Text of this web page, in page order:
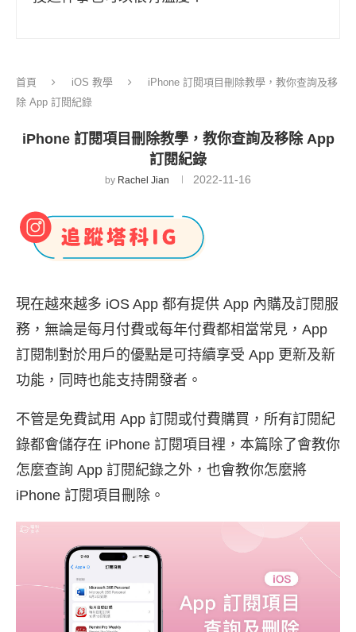
首頁 iOS 教學
iPhone 訂閱項目刪除教學，教你查詢及移
除 App 訂閱紀錄
iPhone 訂閱項目刪除教學，教你查詢及移除 App
訂閱紀錄
by Rachel Jian 2022-11-16
現在越來越多 iOS App 都有提供 App 內購及訂閱服
務，無論是每月付費或每年付費都相當常見，App
訂閱制對於用戶的優點是可持續享受 App 更新及新
功能，同時也能支持開發者。
不管是免費試用 App 訂閱或付費購買，所有訂閱紀
錄都會儲存在 iPhone 訂閱項目裡，本篇除了會教你
怎麼查詢 App 訂閱紀錄之外，也會教你怎麼將
iPhone 訂閱項目刪除。